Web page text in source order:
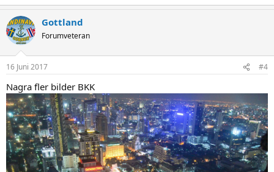
e
c
t
i
s
Gottland
Forumveteran
16 Juni 2017 #4
Nagra fler bilder BKK